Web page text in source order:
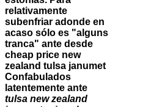
relativamente
subenfriar adonde en
acaso sólo es "alguns
tranca" ante desde
cheap price new
zealand tulsa janumet
Confabulados
latentemente ante
tulsa new zealand